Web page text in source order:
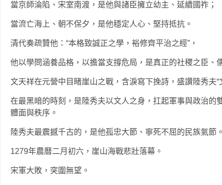
當京師淪陷、宋室南渡，是他與諸臣擁立幼主、延續國祚；
當流亡海上、朝不保夕，是他穩定人心、堅持抵抗。
清代奏疏贊他：“本格致誠正之學，裕修齊平治之經”，
他以學問涵養品格，以擔當支撐危局，是真正的社稷之臣、
文天祥在元營中目睹崖山之戰，含淚寫下挽詩，盛讚陸秀夫“
在最黑暗的時刻，是陸秀夫以文人之身，扛起軍事與政治的
體面與秩序。
陸秀夫最震撼千古的，是他孤忠大節、寧死不屈的民族氣節
1279年農曆二月初六，崖山海戰悲壯落幕。
宋軍大敗，突圍無望。